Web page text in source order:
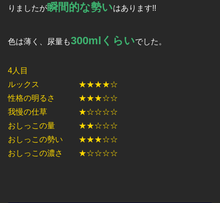
りましたが瞬間的な勢いはあります!!
色は薄く、尿量も300mlくらいでした。
4人目
ルックス ★★★★☆
性格の明るさ ★★★☆☆
我慢の仕草 ★☆☆☆☆
おしっこの量 ★★☆☆☆
おしっこの勢い ★★★☆☆
おしっこの濃さ ★☆☆☆☆